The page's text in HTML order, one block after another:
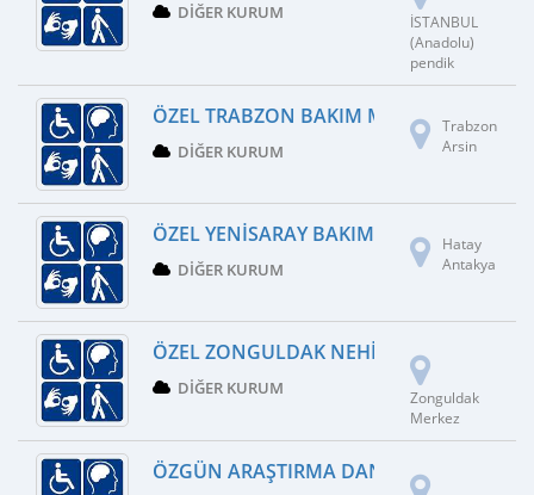
DIĞER KURUM
İSTANBUL
(Anadolu)
pendik
ÖZEL TRABZON BAKIM MERKEZI
DIĞER KURUM
Trabzon
Arsin
ÖZEL YENISARAY BAKIM MERKEZI
DIĞER KURUM
Hatay
Antakya
ÖZEL ZONGULDAK NEHIR PSIKOTEKNIK
DIĞER KURUM
Zonguldak
Merkez
ÖZGÜN ARAŞTIRMA DANIŞMANLIK